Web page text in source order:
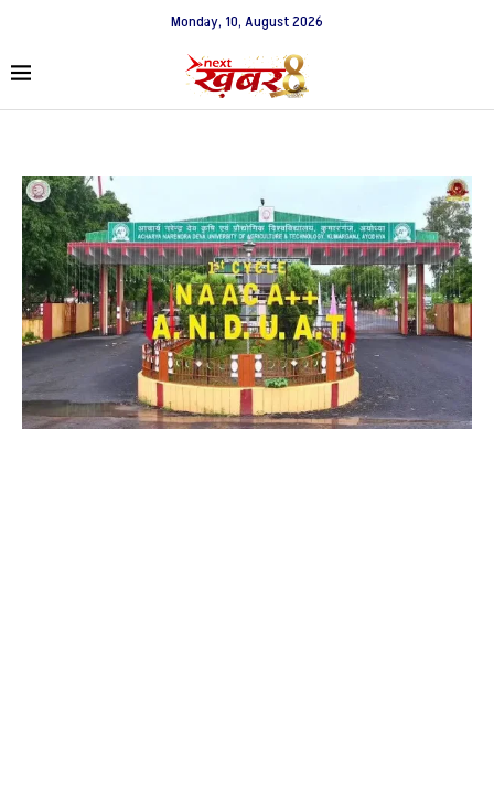
Monday, 10, August 2026